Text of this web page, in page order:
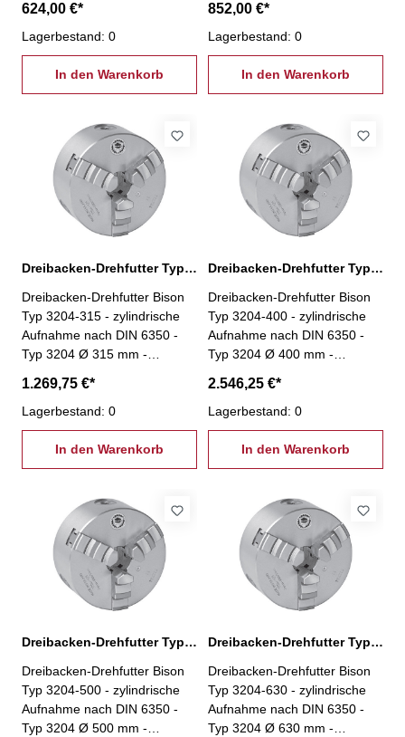
relevanten Baugruppen -
Futterkörper aus Guss -
einteilige Backen- inkl. je 1
Satz harter einteiliger
Bohrbacken und harter
Spannschlüssel,
Befestigungsschrauben
624,00 €*
Lagerbestand: 0
In den Warenkorb
relevanten Baugruppen -
Futterkörper aus Guss -
einteilige Backen- inkl. je 1
Satz harter einteiliger
Bohrbacken und harter
Spannschlüssel,
Befestigungsschrauben
852,00 €*
Lagerbestand: 0
In den Warenkorb
Dreibacken-Drehfutter Typ 3204-315
Dreibacken-Drehfutter Bison
Typ 3204-315 - zylindrische
Aufnahme nach DIN 6350 -
Typ 3204 Ø 315 mm -
relevanten Baugruppen -
Futterkörper aus Guss -
einteilige Backen- inkl. je 1
Satz harter einteiliger
Bohrbacken und harter
Spannschlüssel,
Befestigungsschrauben
1.269,75 €*
Lagerbestand: 0
In den Warenkorb
Dreibacken-Drehfutter Typ 3204-400
Dreibacken-Drehfutter Bison
Typ 3204-400 - zylindrische
Aufnahme nach DIN 6350 -
Typ 3204 Ø 400 mm -
relevanten Baugruppen -
Futterkörper aus Guss -
einteilige Backen- inkl. je 1
Satz harter einteiliger
Bohrbacken und harter
Spannschlüssel,
Befestigungsschrauben
2.546,25 €*
Lagerbestand: 0
In den Warenkorb
Dreibacken-Drehfutter Typ 3204-500
Dreibacken-Drehfutter Bison
Typ 3204-500 - zylindrische
Aufnahme nach DIN 6350 -
Typ 3204 Ø 500 mm -
Dreibacken-Drehfutter Typ 3204-630
Dreibacken-Drehfutter Bison
Typ 3204-630 - zylindrische
Aufnahme nach DIN 6350 -
Typ 3204 Ø 630 mm -